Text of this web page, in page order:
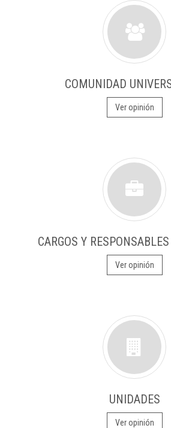
COMUNIDAD
Ver opinión
CARGOS Y
Ver opinión
UNIDADES
Ver opinión